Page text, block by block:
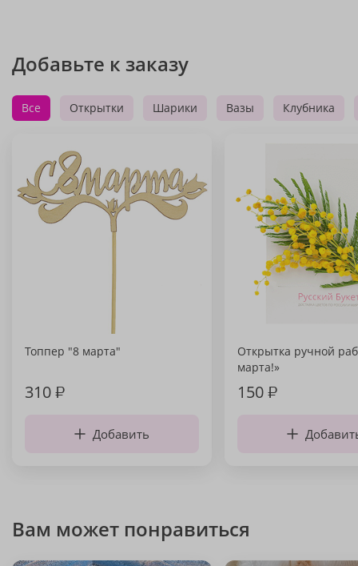
Добавьте к заказу
Все Открытки Шарики Вазы Клубника
Топпер "8 марта"
310₽
Добавить
Открытка ручной
марта!»
150₽
Вам может понравиться